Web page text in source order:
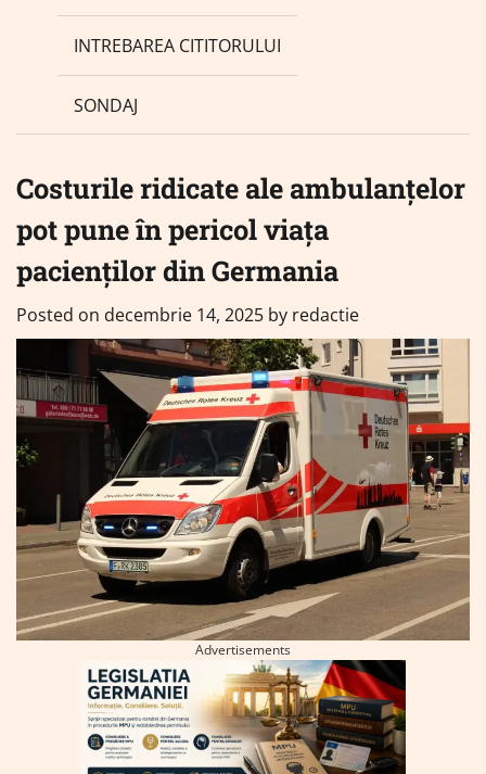
INTREBAREA CITITORULUI
SONDAJ
Costurile ridicate ale ambulanțelor
pot pune în pericol viața
pacienților din Germania
Posted on decembrie 14, 2025 by redactie
Advertisements